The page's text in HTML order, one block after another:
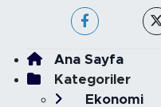
Ana Sayfa
Kategoriler
Ekonomi